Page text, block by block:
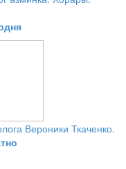
Вероники Ткаченко.